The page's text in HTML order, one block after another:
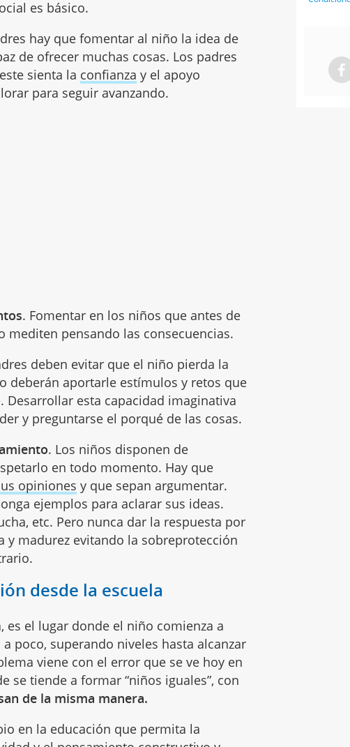
es básico.
hay que fomentar al niño la idea de
de ofrecer muchas cosas. Los padres
sienta la confianza y el apoyo
para seguir avanzando.
. Fomentar en los niños que antes de
mediten pensando las consecuencias.
deben evitar que el niño pierda la
deberán aportarle estímulos y retos que
Desarrollar esta capacidad imaginativa
y preguntarse el porqué de las cosas.
. Los niños disponen de
en todo momento. Hay que
opiniones y que sepan argumentar.
ejemplos para aclarar sus ideas.
etc. Pero nunca dar la respuesta por
y madurez evitando la sobreprotección
desde la escuela
es el lugar donde el niño comienza a
poco, superando niveles hasta alcanzar
viene con el error que se ve hoy en
se tiende a formar “niños iguales”, con
de la misma manera.
en la educación que permita la